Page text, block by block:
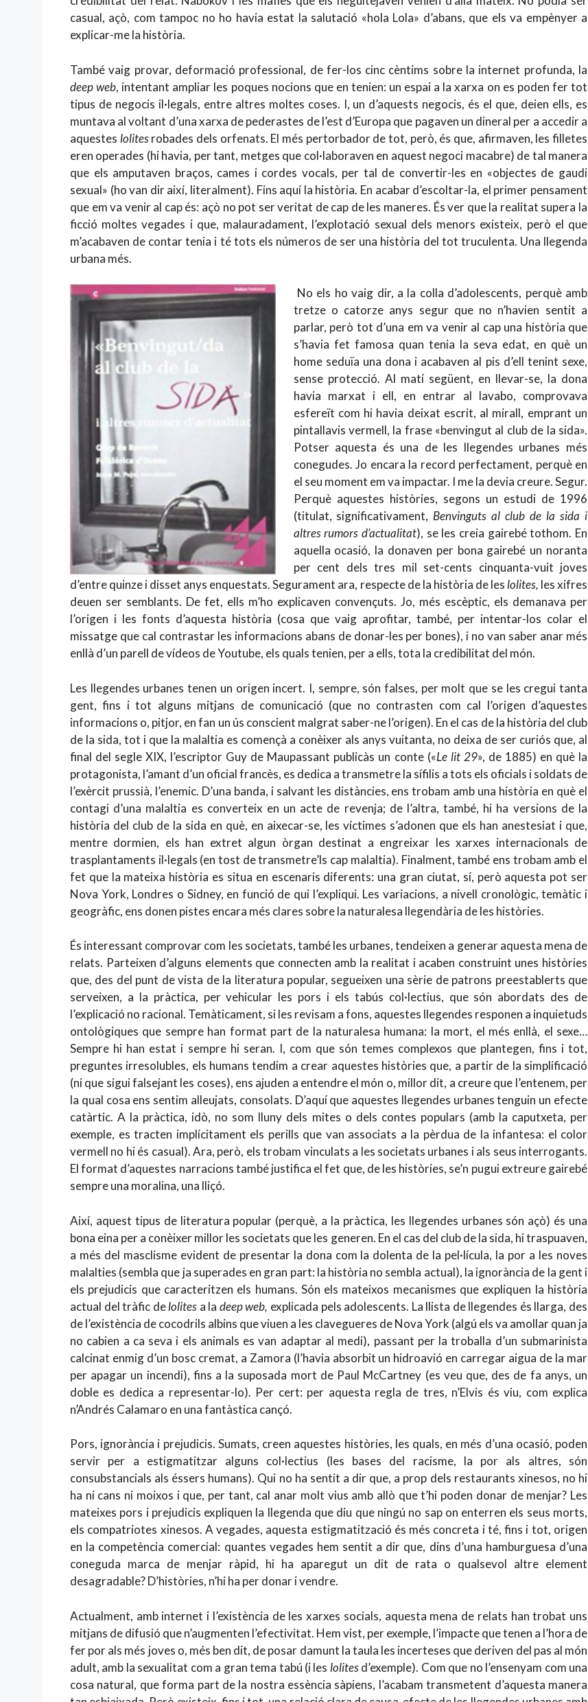
casual, açò, com tampoc no ho havia estat la salutació «hola Lola» d’abans, que els va empènyer a
explicar-me la història.
També vaig provar, deformació professional, de fer-los cinc cèntims sobre la internet profunda, la
deep web, intentant ampliar les poques nocions que en tenien: un espai a la xarxa on es poden fer tot
tipus de negocis il·legals, entre altres moltes coses. I, un d’aquests negocis, és el que, deien ells, es
muntava al voltant d’una xarxa de pederastes de l’est d’Europa que pagaven un dineral per a accedir a
aquestes lolitesrobades dels orfenats. El més pertorbador de tot, però, és que, afirmaven, les filletes
eren operades (hi havia, per tant, metges que col·laboraven en aquest negoci macabre) de tal manera
que els amputaven braços, cames i cordes vocals, per tal de convertir-les en «objectes de gaudi
sexual» (ho van dir així, literalment). Fins aquí la història. En acabar d’escoltar-la, el primer pensament
que em va venir al cap és: açò no pot ser veritat de cap de les maneres. És ver que la realitat supera la
ficció moltes vegades i que, malauradament, l’explotació sexual dels menors existeix, però el que
m’acabaven de contar tenia i té tots els números de ser una història del tot truculenta. Una llegenda
urbana més.
No els ho vaig dir, a la colla d’adolescents, perquè amb
tretze o catorze anys segur que no n’havien sentit a
parlar, però tot d’una em va venir al cap una història que
s’havia fet famosa quan tenia la seva edat, en què un
home seduïa una dona i acabaven al pis d’ell tenint sexe,
sense protecció. Al matí següent, en llevar-se, la dona
havia marxat i ell, en entrar al lavabo, comprovava
esfereït com hi havia deixat escrit, al mirall, emprant un
pintallavis vermell, la frase «benvingut al club de la sida».
Potser aquesta és una de les llegendes urbanes més
conegudes. Jo encara la record perfectament, perquè en
el seu moment em va impactar. I me la devia creure. Segur.
Perquè aquestes històries, segons un estudi de 1996
(titulat, significativament,Benvinguts al club de la sida i
altres rumors d’actualitat), se les creia gairebé tothom. En
aquella ocasió, la donaven per bona gairebé un noranta
per cent dels tres mil set-cents cinquanta-vuit joves
d’entre quinze i disset anys enquestats. Segurament ara, respecte de la història de leslolites, les xifres
deuen ser semblants. De fet, ells m’ho explicaven convençuts. Jo, més escèptic, els demanava per
l’origen i les fonts d’aquesta història (cosa que vaig aprofitar, també, per intentar-los colar el
missatge que cal contrastar les informacions abans de donar-les per bones), i no van saber anar més
enllà d’un parell de vídeos de Youtube, els quals tenien, per a ells, tota la credibilitat del món.
Les llegendes urbanes tenen un origen incert. I, sempre, són falses, per molt que se les cregui tanta
gent, fins i tot alguns mitjans de comunicació (que no contrasten com cal l’origen d’aquestes
informacions o, pitjor, en fan un ús conscient malgrat saber-ne l’origen). En el cas de la història del club
de la sida, tot i que la malaltia es començà a conèixer als anys vuitanta, no deixa de ser curiós que, al
final del segle XIX, l’escriptor Guy de Maupassant publicàs un conte («Le lit 29», de 1885) en què la
protagonista, l’amant d’un oficial francès, es dedica a transmetre la sífilis a tots els oficials i soldats de
l’exèrcit prussià, l’enemic. D’una banda, i salvant les distàncies, ens trobam amb una història en què el
contagi d’una malaltia es converteix en un acte de revenja; de l’altra, també, hi ha versions de la
història del club de la sida en què, en aixecar-se, les víctimes s’adonen que els han anestesiat i que,
mentre dormien, els han extret algun òrgan destinat a engreixar les xarxes internacionals de
trasplantaments il·legals (en tost de transmetre’ls cap malaltia). Finalment, també ens trobam amb el
fet que la mateixa història es situa en escenaris diferents: una gran ciutat, sí, però aquesta pot ser
Nova York, Londres o Sidney, en funció de qui l’expliqui. Les variacions, a nivell cronològic, temàtic i
geogràfic, ens donen pistes encara més clares sobre la naturalesa llegendària de les històries.
És interessant comprovar com les societats, també les urbanes, tendeixen a generar aquesta mena de
relats. Parteixen d’alguns elements que connecten amb la realitat i acaben construint unes històries
que, des del punt de vista de la literatura popular, segueixen una sèrie de patrons preestablerts que
serveixen, a la pràctica, per vehicular les pors i els tabús col·lectius, que són abordats des de
l’explicació no racional. Temàticament, si les revisam a fons, aquestes llegendes responen a inquietuds
ontològiques que sempre han format part de la naturalesa humana: la mort, el més enllà, el sexe…
Sempre hi han estat i sempre hi seran. I, com que són temes complexos que plantegen, fins i tot,
preguntes irresolubles, els humans tendim a crear aquestes històries que, a partir de la simplificació
(ni que sigui falsejant les coses), ens ajuden a entendre el món o, millor dit, a creure que l’entenem, per
la qual cosa ens sentim alleujats, consolats. D’aquí que aquestes llegendes urbanes tenguin un efecte
catàrtic. A la pràctica, idò, no som lluny dels mites o dels contes populars (amb la caputxeta, per
exemple, es tracten implícitament els perills que van associats a la pèrdua de la infantesa: el color
vermell no hi és casual). Ara, però, els trobam vinculats a les societats urbanes i als seus interrogants.
El format d’aquestes narracions també justifica el fet que, de les històries, se’n pugui extreure gairebé
sempre una moralina, una lliçó.
Així, aquest tipus de literatura popular (perquè, a la pràctica, les llegendes urbanes són açò) és una
bona eina per a conèixer millor les societats que les generen. En el cas del club de la sida, hi traspuaven,
a més del masclisme evident de presentar la dona com la dolenta de la pel·lícula, la por a les noves
malalties (sembla que ja superades en gran part: la història no sembla actual), la ignorància de la gent i
els prejudicis que caracteritzen els humans. Són els mateixos mecanismes que expliquen la història
actual del tràfic delolites a la deep web, explicada pels adolescents. La llista de llegendes és llarga, des
de l’existència de cocodrils albins que viuen a les clavegueres de Nova York (algú els va amollar quan ja
no cabien a ca seva i els animals es van adaptar al medi), passant per la troballa d’un submarinista
calcinat enmig d’un bosc cremat, a Zamora (l’havia absorbit un hidroavió en carregar aigua de la mar
per apagar un incendi), fins a la suposada mort de Paul McCartney (es veu que, des de fa anys, un
doble es dedica a representar-lo). Per cert: per aquesta regla de tres, n’Elvis és viu, com explica
n’Andrés Calamaro en una fantàstica cançó.
Pors, ignorància i prejudicis. Sumats, creen aquestes històries, les quals, en més d’una ocasió, poden
servir per a estigmatitzar alguns col·lectius (les bases del racisme, la por als altres, són
consubstancials als éssers humans). Qui no ha sentit a dir que, a prop dels restaurants xinesos, no hi
ha ni cans ni moixos i que, per tant, cal anar molt vius amb allò que t’hi poden donar de menjar? Les
mateixes pors i prejudicis expliquen la llegenda que diu que ningú no sap on enterren els seus morts,
els compatriotes xinesos. A vegades, aquesta estigmatització és més concreta i té, fins i tot, origen
en la competència comercial: quantes vegades hem sentit a dir que, dins d’una hamburguesa d’una
coneguda marca de menjar ràpid, hi ha aparegut un dit de rata o qualsevol altre element
desagradable? D’històries, n’hi ha per donar i vendre.
Actualment, amb internet i l’existència de les xarxes socials, aquesta mena de relats han trobat uns
mitjans de difusió que n’augmenten l’efectivitat. Hem vist, per exemple, l’impacte que tenen a l’hora de
fer por als més joves o, més ben dit, de posar damunt la taula les incerteses que deriven del pas al món
adult, amb la sexualitat com a gran tema tabú (i les lolitesd’exemple). Com que no l’ensenyam com una
cosa natural, que forma part de la nostra essència sàpiens, l’acabam transmetent d’aquesta manera